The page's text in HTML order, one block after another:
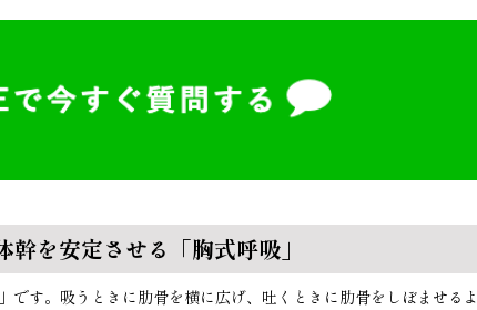
を安定させる「胸式呼吸」
です。吸うときに肋骨を横に広げ、吐くときに肋骨をしぼませるよ